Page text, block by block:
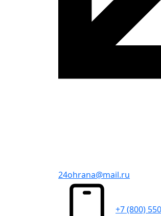
24ohrana@mail.ru
+7 (800)